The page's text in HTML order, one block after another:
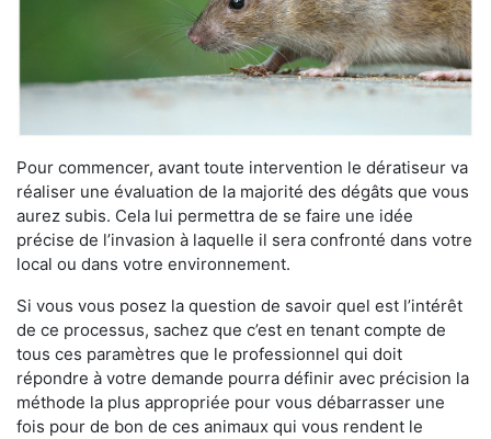
Pour commencer, avant toute intervention le dératiseur va
réaliser une évaluation de la majorité des dégâts que vous
aurez subis. Cela lui permettra de se faire une idée
précise de l’invasion à laquelle il sera confronté dans votre
local ou dans votre environnement.
Si vous vous posez la question de savoir quel est l’intérêt
de ce processus, sachez que c’est en tenant compte de
tous ces paramètres que le professionnel qui doit
répondre à votre demande pourra définir avec précision la
méthode la plus appropriée pour vous débarrasser une
fois pour de bon de ces animaux qui vous rendent le